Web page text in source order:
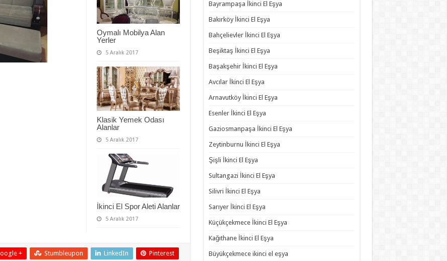
Oymalı Mobilya Alan
Yerler
5 Aralık 2017
Klasik Yemek Odası
Alanlar
5 Aralık 2017
İkinci El Spor Aleti Alanlar
5 Aralık 2017
+ Stumbleupon LinkedIn Pinterest
Bayrampaşa İkinci El Eşya
Bakırköy İkinci El Eşya
Bahçelievler İkinci El Eşya
Beşiktaş İkinci El Eşya
Başakşehir İkinci El Eşya
Avcılar İkinci El Eşya
Arnavutköy İkinci El Eşya
Esenler İkinci El Eşya
Gaziosmanpaşa İkinci El Eşya
Zeytinburnu İkinci El Eşya
Şişli İkinci El Eşya
Sultangazi İkinci El Eşya
Silivri İkinci El Eşya
Sarıyer İkinci El Eşya
Küçükçekmece İkinci El Eşya
Kağıthane İkinci El Eşya
Büyükçekmece ikinci el eşya